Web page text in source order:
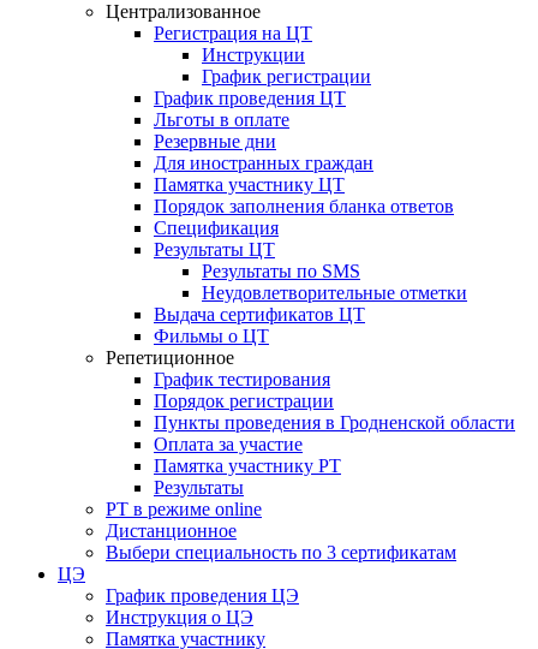
Централизованное
Регистрация на ЦТ
Инструкции
График регистрации
График проведения ЦТ
Льготы в оплате
Резервные дни
Для иностранных граждан
Памятка участнику ЦТ
Порядок заполнения бланка ответов
Спецификация
Результаты ЦТ
Результаты по SMS
Неудовлетворительные отметки
Выдача сертификатов ЦТ
Фильмы о ЦТ
Репетиционное
График тестирования
Порядок регистрации
Пункты проведения в Гродненской области
Оплата за участие
Памятка участнику РТ
Результаты
РТ в режиме online
Дистанционное
Выбери специальность по 3 сертификатам
ЦЭ
График проведения ЦЭ
Инструкция о ЦЭ
Памятка участнику